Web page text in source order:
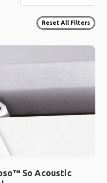
Reset All Filters
So Acoustic